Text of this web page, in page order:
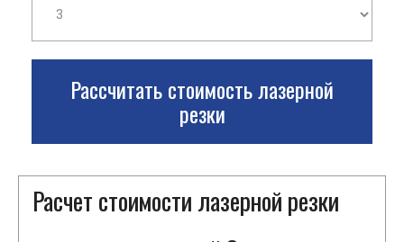
Рассчитать стоимость лазерной
резки
Расчет стоимости лазерной резки